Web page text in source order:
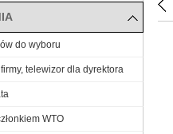
do wyboru
telewizor dla dyrektora
WTO